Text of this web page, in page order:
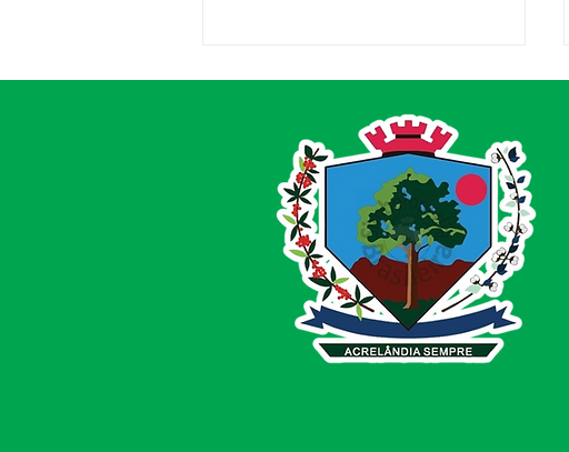
Entrega de Equipamentos
Agrícolas reforça
compromisso com
produtores de Acrelândia